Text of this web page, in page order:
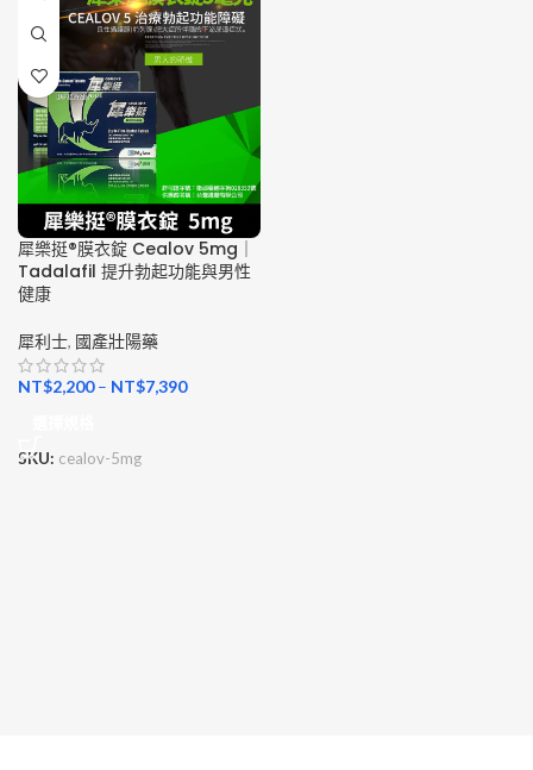
犀樂挺®膜衣錠 Cealov 5mg｜
Tadalafil 提升勃起功能與男性
健康
犀利士, 國產壯陽藥
NT$2,200– NT$7,390
SKU: cealov-5mg